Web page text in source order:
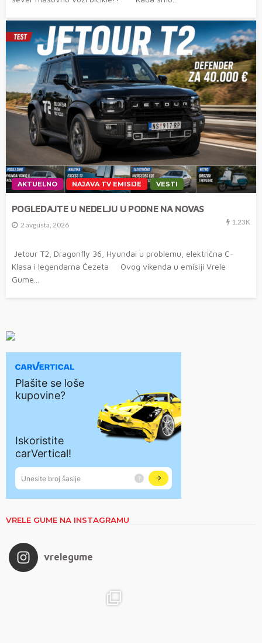
AKTUELNO NAJAVA TV EMISIJE VESTI
POGLEDAJTE U NEDELJU U PODNE NA NOVAS
2 avgusta, 2026 1.23K
Jetour T2, Dragonfly 36, Hyundai u problemu, električna C-
Klasa i legendarna Čezeta Ovog vikenda u emisiji Vrele
Gume...
VRELE GUME NA INSTAGRAMU
vrelegume